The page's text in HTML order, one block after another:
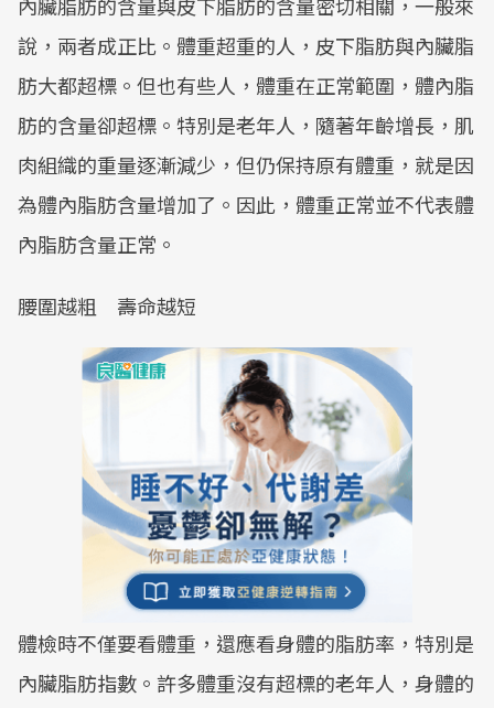
說，兩者成正比。體重超重的人，皮下脂肪與內臟脂
肪大都超標。但也有些人，體重在正常範圍，體內脂
肪的含量卻超標。特別是老年人，隨著年齡增長，肌
肉組織的重量逐漸減少，但仍保持原有體重，就是因
為體內脂肪含量增加了。因此，體重正常並不代表體
內脂肪含量正常。
腰圍越粗 壽命越短
體檢時不僅要看體重，還應看身體的脂肪率，特別是
內臟脂肪指數。許多體重沒有超標的老年人，身體的